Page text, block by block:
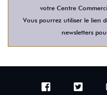
votre Centre
Vous pourrez utiliser le lien
newsletters